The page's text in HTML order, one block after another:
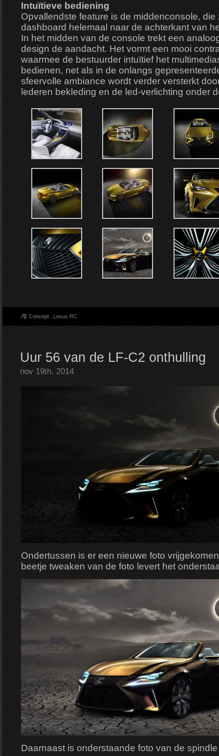
Intuïtieve bediening
Opvallendste feature is de middenconsole, die
dashboard helemaal naar de achterkant van
In het midden van de console trekt een
design de aandacht. Het vormt een mooi
waarmee de bestuurder intuïtief het
bedienen, net als in de onlangs
sfeervolle ambiance wordt verder versterkt
lederen bekleding en de led-verlichting onder
Concept . Lexus RC
Uur 56 van de LF-C2 onthulling
nov 19th. 2014
Ondertussen is er een nieuwe foto
beetje tweaken van de foto levert het
Daarnaast is onderstaande foto van de